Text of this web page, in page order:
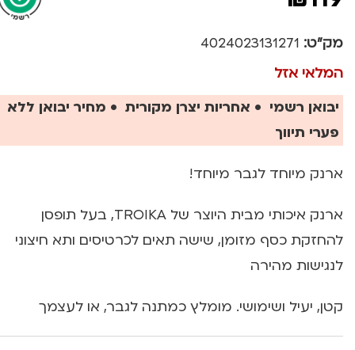
מק"ט: 4024023131271
המלאי אזל
יבואן רשמי • אחריות יצרן מקורית • מחיר יבואן ללא
פערי תיווך
ארנק מיוחד לגבר מיוחד!
ארנק איכותי מבית היוצר של TROIKA, בעל תופסן
להחזקת כסף מזומן, שישה תאים לכרטיסים ותא חיצוני
לנגישות מהירה
קטן, יעיל ושימושי. מומלץ כמתנה לגבר, או לעצמך